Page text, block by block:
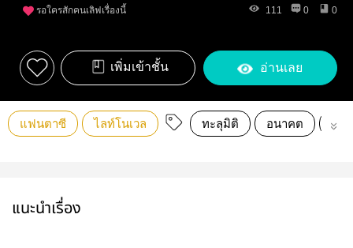
รอใครสักคนเลิฟเรื่องนี้ 111 0 0
เพิ่มเข้าชั้น อ่านเลย
แฟนตาซี ไลท์โนเวล ทะลุมิติ อนาคต ข้าม
แนะนำเรื่อง